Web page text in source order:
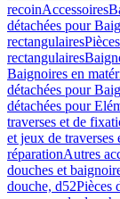
recoinAccessoires
détachées pour
rectangulaires
rectangulaires
Baignoires en
détachées pour
détachées pour
traverses et de
et jeux de
réparationAutres
douches et
douche, d52Pièces